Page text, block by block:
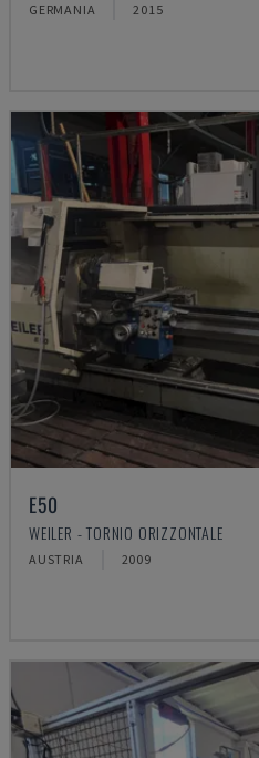
GERMANIA 2015
E50
WEILER - TORNIO ORIZZONTALE
AUSTRIA 2009